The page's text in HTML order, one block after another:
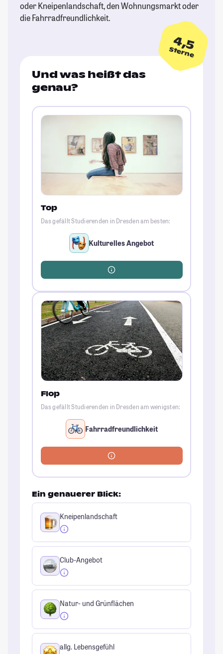
oder Kneipenlandschaft, den Wohnungsmarkt oder
die Fahrradfreundlichkeit.
4,5
Sterne
Und was heißt das
genau?
Top
Das gefällt Studierenden in Dresden am besten:
Kulturelles Angebot
Flop
Das gefällt Studierenden in Dresden am wenigsten:
Fahrradfreundlichkeit
Ein genauerer Blick:
Kneipenlandschaft
Club-Angebot
Natur- und Grünflächen
allg. Lebensgefühl